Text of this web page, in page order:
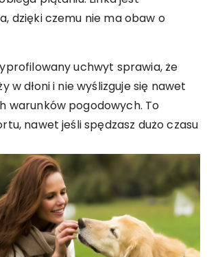
dzięki czemu nie ma obaw o
uchwyt sprawia, że
w dłoni i nie wyślizguje się nawet
warunków pogodowych. To
nawet jeśli spędzasz dużo czasu